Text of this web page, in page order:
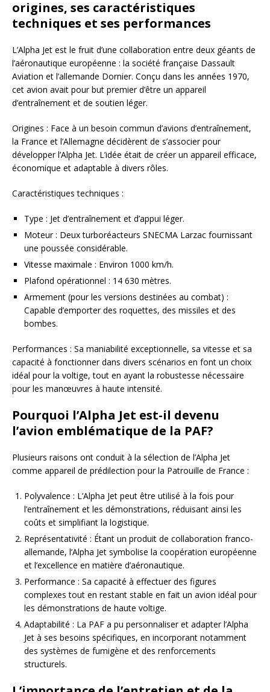
origines, ses caractéristiques
techniques et ses performances
L’Alpha Jet est le fruit d’une collaboration entre deux géants de
l’aéronautique européenne : la société française Dassault
Aviation et l’allemande Dornier. Conçu dans les années 1970,
cet avion avait pour but premier d’être un appareil
d’entraînement et de soutien léger.
Origines : Face à un besoin commun d’avions d’entraînement,
la France et l’Allemagne décidèrent de s’associer pour
développer l’Alpha Jet. L’idée était de créer un appareil efficace,
économique et adaptable à divers rôles.
Caractéristiques techniques :
Type : Jet d’entraînement et d’appui léger.
Moteur : Deux turboréacteurs SNECMA Larzac fournissant
une poussée considérable.
Vitesse maximale : Environ 1000 km/h.
Plafond opérationnel : 14 630 mètres.
Armement (pour les versions destinées au combat) :
Capable d’emporter des roquettes, des missiles et des
bombes.
Performances : Sa maniabilité exceptionnelle, sa vitesse et sa
capacité à fonctionner dans divers scénarios en font un choix
idéal pour la voltige, tout en ayant la robustesse nécessaire
pour les manœuvres à haute intensité.
Pourquoi l’Alpha Jet est-il devenu
l’avion emblématique de la PAF?
Plusieurs raisons ont conduit à la sélection de l’Alpha Jet
comme appareil de prédilection pour la Patrouille de France :
Polyvalence : L’Alpha Jet peut être utilisé à la fois pour
l’entraînement et les démonstrations, réduisant ainsi les
coûts et simplifiant la logistique.
Représentativité : Étant un produit de collaboration franco-
allemande, l’Alpha Jet symbolise la coopération européenne
et l’excellence en matière d’aéronautique.
Performance : Sa capacité à effectuer des figures
complexes tout en restant stable en fait un avion idéal pour
les démonstrations de haute voltige.
Adaptabilité : La PAF a pu personnaliser et adapter l’Alpha
Jet à ses besoins spécifiques, en incorporant notamment
des systèmes de fumigène et des renforcements
structurels.